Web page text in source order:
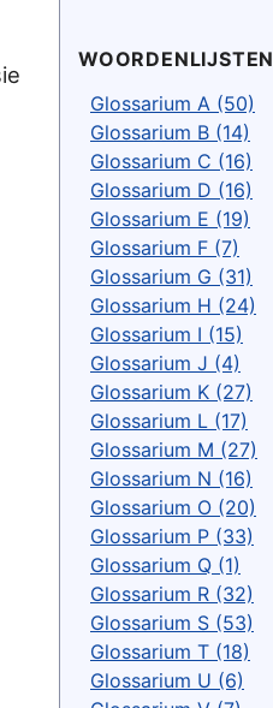
WOORDENLIJSTEN
Glossarium A (50)
Glossarium B (14)
Glossarium C (16)
Glossarium D (16)
Glossarium E (19)
Glossarium F (7)
Glossarium G (31)
Glossarium H (24)
Glossarium I (15)
Glossarium J (4)
Glossarium K (27)
Glossarium L (17)
Glossarium M (27)
Glossarium N (16)
Glossarium O (20)
Glossarium P (33)
Glossarium Q (1)
Glossarium R (32)
Glossarium S (53)
Glossarium T (18)
Glossarium U (6)